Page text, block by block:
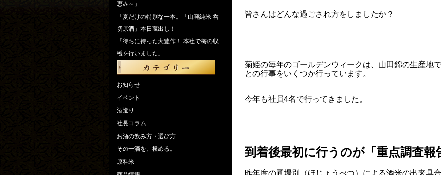
皆さんはどんな過ごされ方をしましたか？
菊姫の毎年のゴールデンウィークは、山田錦の生産地
との行事をいくつか行っています。
今年も社員4名で行ってきました。
到着後最初に行うのが「重点調査報
昨年度の圃場別（ほじょうべつ）による酒米の出来具合
恵み～」
「夏だけの特別な一本。「山廃純米 呑
切原酒」本日蔵出し！
「待ちに待った大豊作！ 本社で梅の収
穫を行いました」
お知らせ
イベント
酒造り
社長コラム
お酒の飲み方・選び方
その一滴を、極める。
原料米